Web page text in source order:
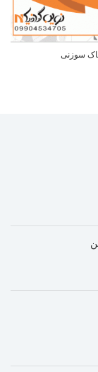
سوزنی